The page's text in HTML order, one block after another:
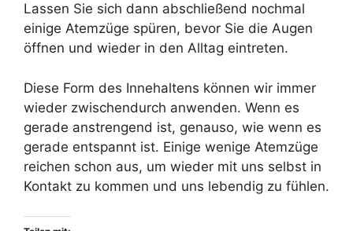
Lassen Sie sich dann abschließend nochmal
einige Atemzüge spüren, bevor Sie die Augen
öffnen und wieder in den Alltag eintreten.
Diese Form des Innehaltens können wir immer
wieder zwischendurch anwenden. Wenn es
gerade anstrengend ist, genauso, wie wenn es
gerade entspannt ist. Einige wenige Atemzüge
reichen schon aus, um wieder mit uns selbst in
Kontakt zu kommen und uns lebendig zu fühlen.